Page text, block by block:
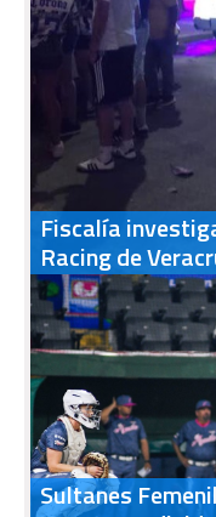
Fiscalía
Racing de
Sultanes